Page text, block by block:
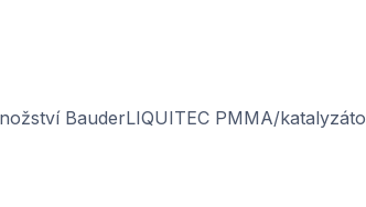
BauderLIQUITEC PMMA/